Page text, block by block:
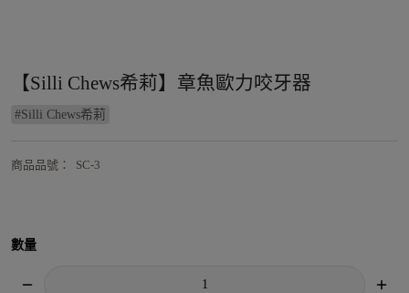
【Silli Chews希莉】章魚歐力咬牙器
#Silli Chews希莉
商品品號 ： SC-3
數量